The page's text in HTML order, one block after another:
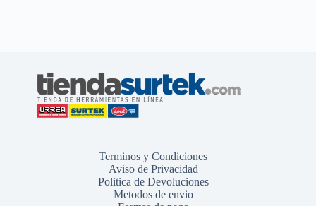
Terminos y Condiciones
Aviso de Privacidad
Politica de Devoluciones
Metodos de envio